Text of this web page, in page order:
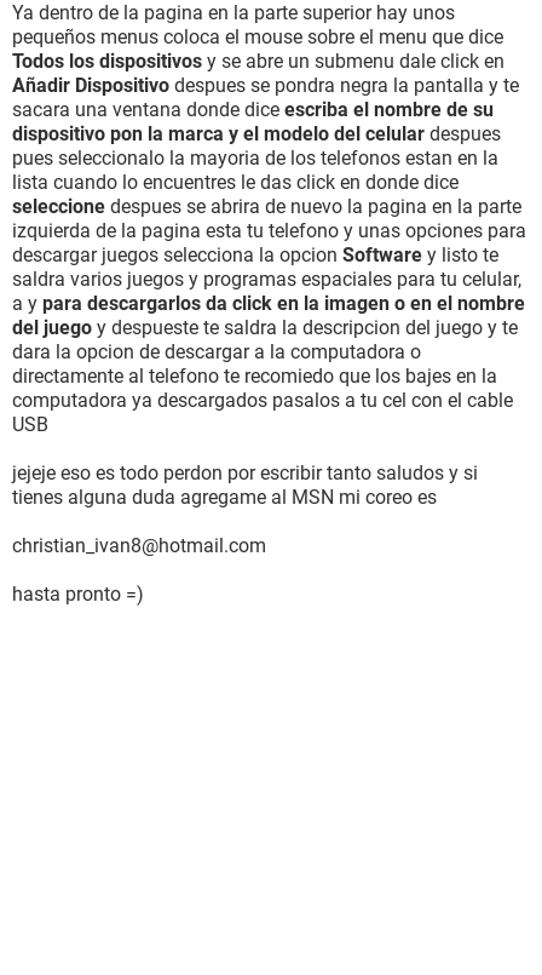
Ya dentro de la pagina en la parte superior hay unos
pequeños menus coloca el mouse sobre el menu que dice
Todos los dispositivos y se abre un submenu dale click en
Añadir Dispositivo despues se pondra negra la pantalla y te
sacara una ventana donde dice escriba el nombre de su
dispositivo pon la marca y el modelo del celular despues
pues seleccionalo la mayoria de los telefonos estan en la
lista cuando lo encuentres le das click en donde dice
seleccione despues se abrira de nuevo la pagina en la parte
izquierda de la pagina esta tu telefono y unas opciones para
descargar juegos selecciona la opcion Software y listo te
saldra varios juegos y programas espaciales para tu celular,
a y para descargarlos da click en la imagen o en el nombre
del juego y despueste te saldra la descripcion del juego y te
dara la opcion de descargar a la computadora o
directamente al telefono te recomiedo que los bajes en la
computadora ya descargados pasalos a tu cel con el cable
USB
jejeje eso es todo perdon por escribir tanto saludos y si
tienes alguna duda agregame al MSN mi coreo es
christian_ivan8@hotmail.com
hasta pronto =)